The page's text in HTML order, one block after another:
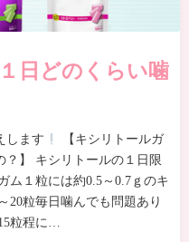
日どのくらい噛
します
【キシリトールガ
？】 キシリトールの１日限
ム１粒には約0.5～0.7ｇのキ
20粒毎日噛んでも問題あり
粒程に…